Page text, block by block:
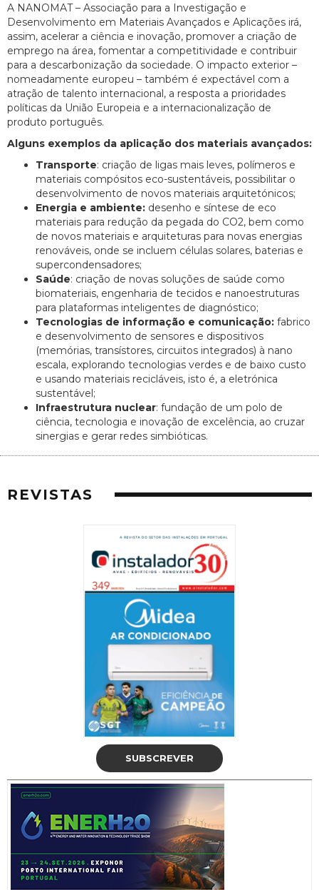
A NANOMAT – Associação para a Investigação e
Desenvolvimento em Materiais Avançados e Aplicações irá,
assim, acelerar a ciência e inovação, promover a criação de
emprego na área, fomentar a competitividade e contribuir
para a descarbonização da sociedade. O impacto exterior –
nomeadamente europeu – também é expectável com a
atração de talento internacional, a resposta a prioridades
políticas da União Europeia e a internacionalização de
produto português.
Alguns exemplos da aplicação dos materiais avançados:
Transporte: criação de ligas mais leves, polímeros e
materiais compósitos eco-sustentáveis, possibilitar o
desenvolvimento de novos materiais arquitetónicos;
Energia e ambiente: desenho e síntese de eco
materiais para redução da pegada do CO2, bem como
de novos materiais e arquiteturas para novas energias
renováveis, onde se incluem células solares, baterias e
supercondensadores;
Saúde: criação de novas soluções de saúde como
biomateriais, engenharia de tecidos e nanoestruturas
para plataformas inteligentes de diagnóstico;
Tecnologias de informação e comunicação: fabrico
e desenvolvimento de sensores e dispositivos
(memórias, transístores, circuitos integrados) à nano
escala, explorando tecnologias verdes e de baixo custo
e usando materiais recicláveis, isto é, a eletrónica
sustentável;
Infraestrutura nuclear: fundação de um polo de
ciência, tecnologia e inovação de excelência, ao cruzar
sinergias e gerar redes simbióticas.
REVISTAS
SUBSCREVER